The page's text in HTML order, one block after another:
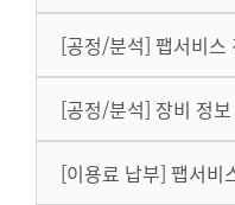
[공정/분석] 팹서비스
[공정/분석] 장비 정
[이용료 납부] 팹서비